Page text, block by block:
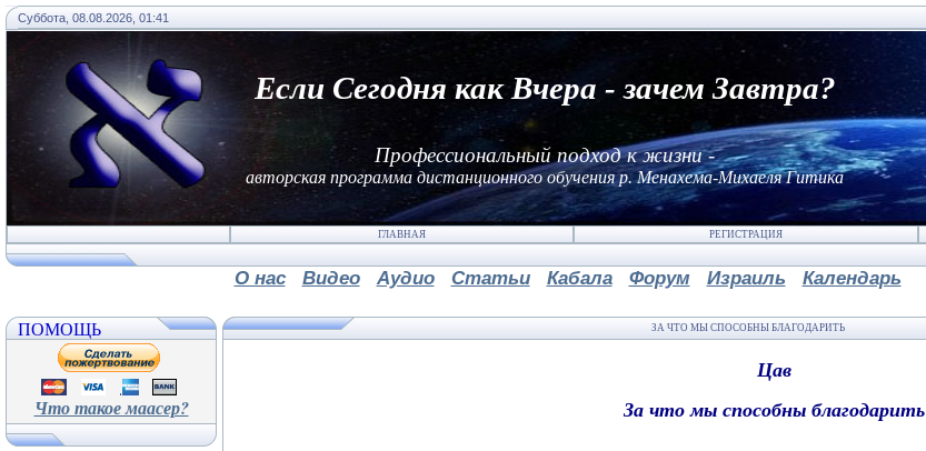
Суббота, 08.08.2026, 01:41
Если Сегодня как Вчера - зачем Завтра?
Профессиональный подход к жизни -
авторская программа дистанционного обучения р. Менахема-Михаеля Гитика
ГЛАВНАЯ РЕГИСТРАЦИЯ
О нас Видео Аудио Статьи Кабала Форум Израиль Календарь
ПОМОЩЬ
Что такое маасер?
ЗА ЧТО МЫ СПОСОБНЫ БЛАГОДАРИТЬ
Цав
За что мы способны благодарить